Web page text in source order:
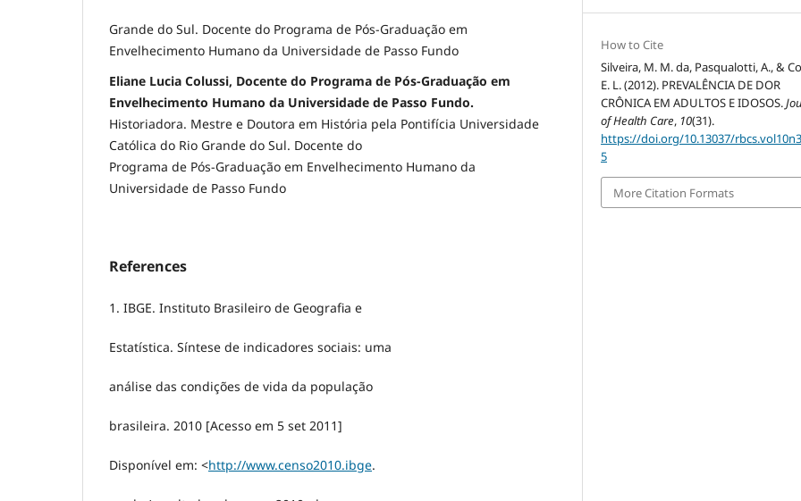
Grande do Sul. Docente do Programa de Pós-Graduação em
Envelhecimento Humano da Universidade de Passo Fundo
Eliane Lucia Colussi, Docente do Programa de Pós-Graduação em
Envelhecimento Humano da Universidade de Passo Fundo.
Historiadora. Mestre e Doutora em História pela Pontifícia Universidade
Católica do Rio Grande do Sul. Docente do
Programa de Pós-Graduação em Envelhecimento Humano da
Universidade de Passo Fundo
References
1. IBGE. Instituto Brasileiro de Geografia e
Estatística. Síntese de indicadores sociais: uma
análise das condições de vida da população
brasileira. 2010 [Acesso em 5 set 2011]
Disponível em: <http://www.censo2010.ibge.
How to Cite
Silveira, M. M. da, Pasqualotti, A., &
E. L. (2012). PREVALÊNCIA DE DOR
CRÔNICA EM ADULTOS E IDOSOS.
of Health Care, 10(31).
https://doi.org/10.13037/
5
More Citation Formats